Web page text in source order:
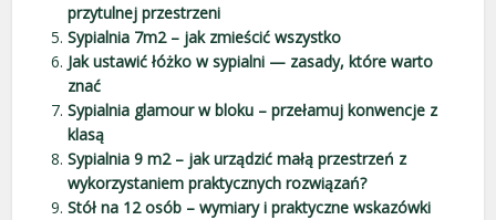
przytulnej przestrzeni
Sypialnia 7m2 – jak zmieścić wszystko
Jak ustawić łóżko w sypialni — zasady, które warto
znać
Sypialnia glamour w bloku – przełamuj konwencje z
klasą
Sypialnia 9 m2 – jak urządzić małą przestrzeń z
wykorzystaniem praktycznych rozwiązań?
Stół na 12 osób – wymiary i praktyczne wskazówki